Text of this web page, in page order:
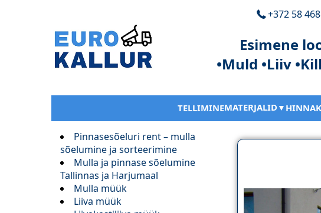
+372 58
Esimene
•Muld •Liiv
TELLIMINEMATERJALID
Pinnasesõeluri rent – mulla
sõelumine ja sorteerimine
Mulla ja pinnase sõelumine
Tallinnas ja Harjumaal
Mulla müük
Liiva müük